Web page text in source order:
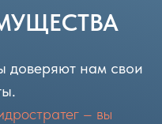
доверяют нам свои
– вы